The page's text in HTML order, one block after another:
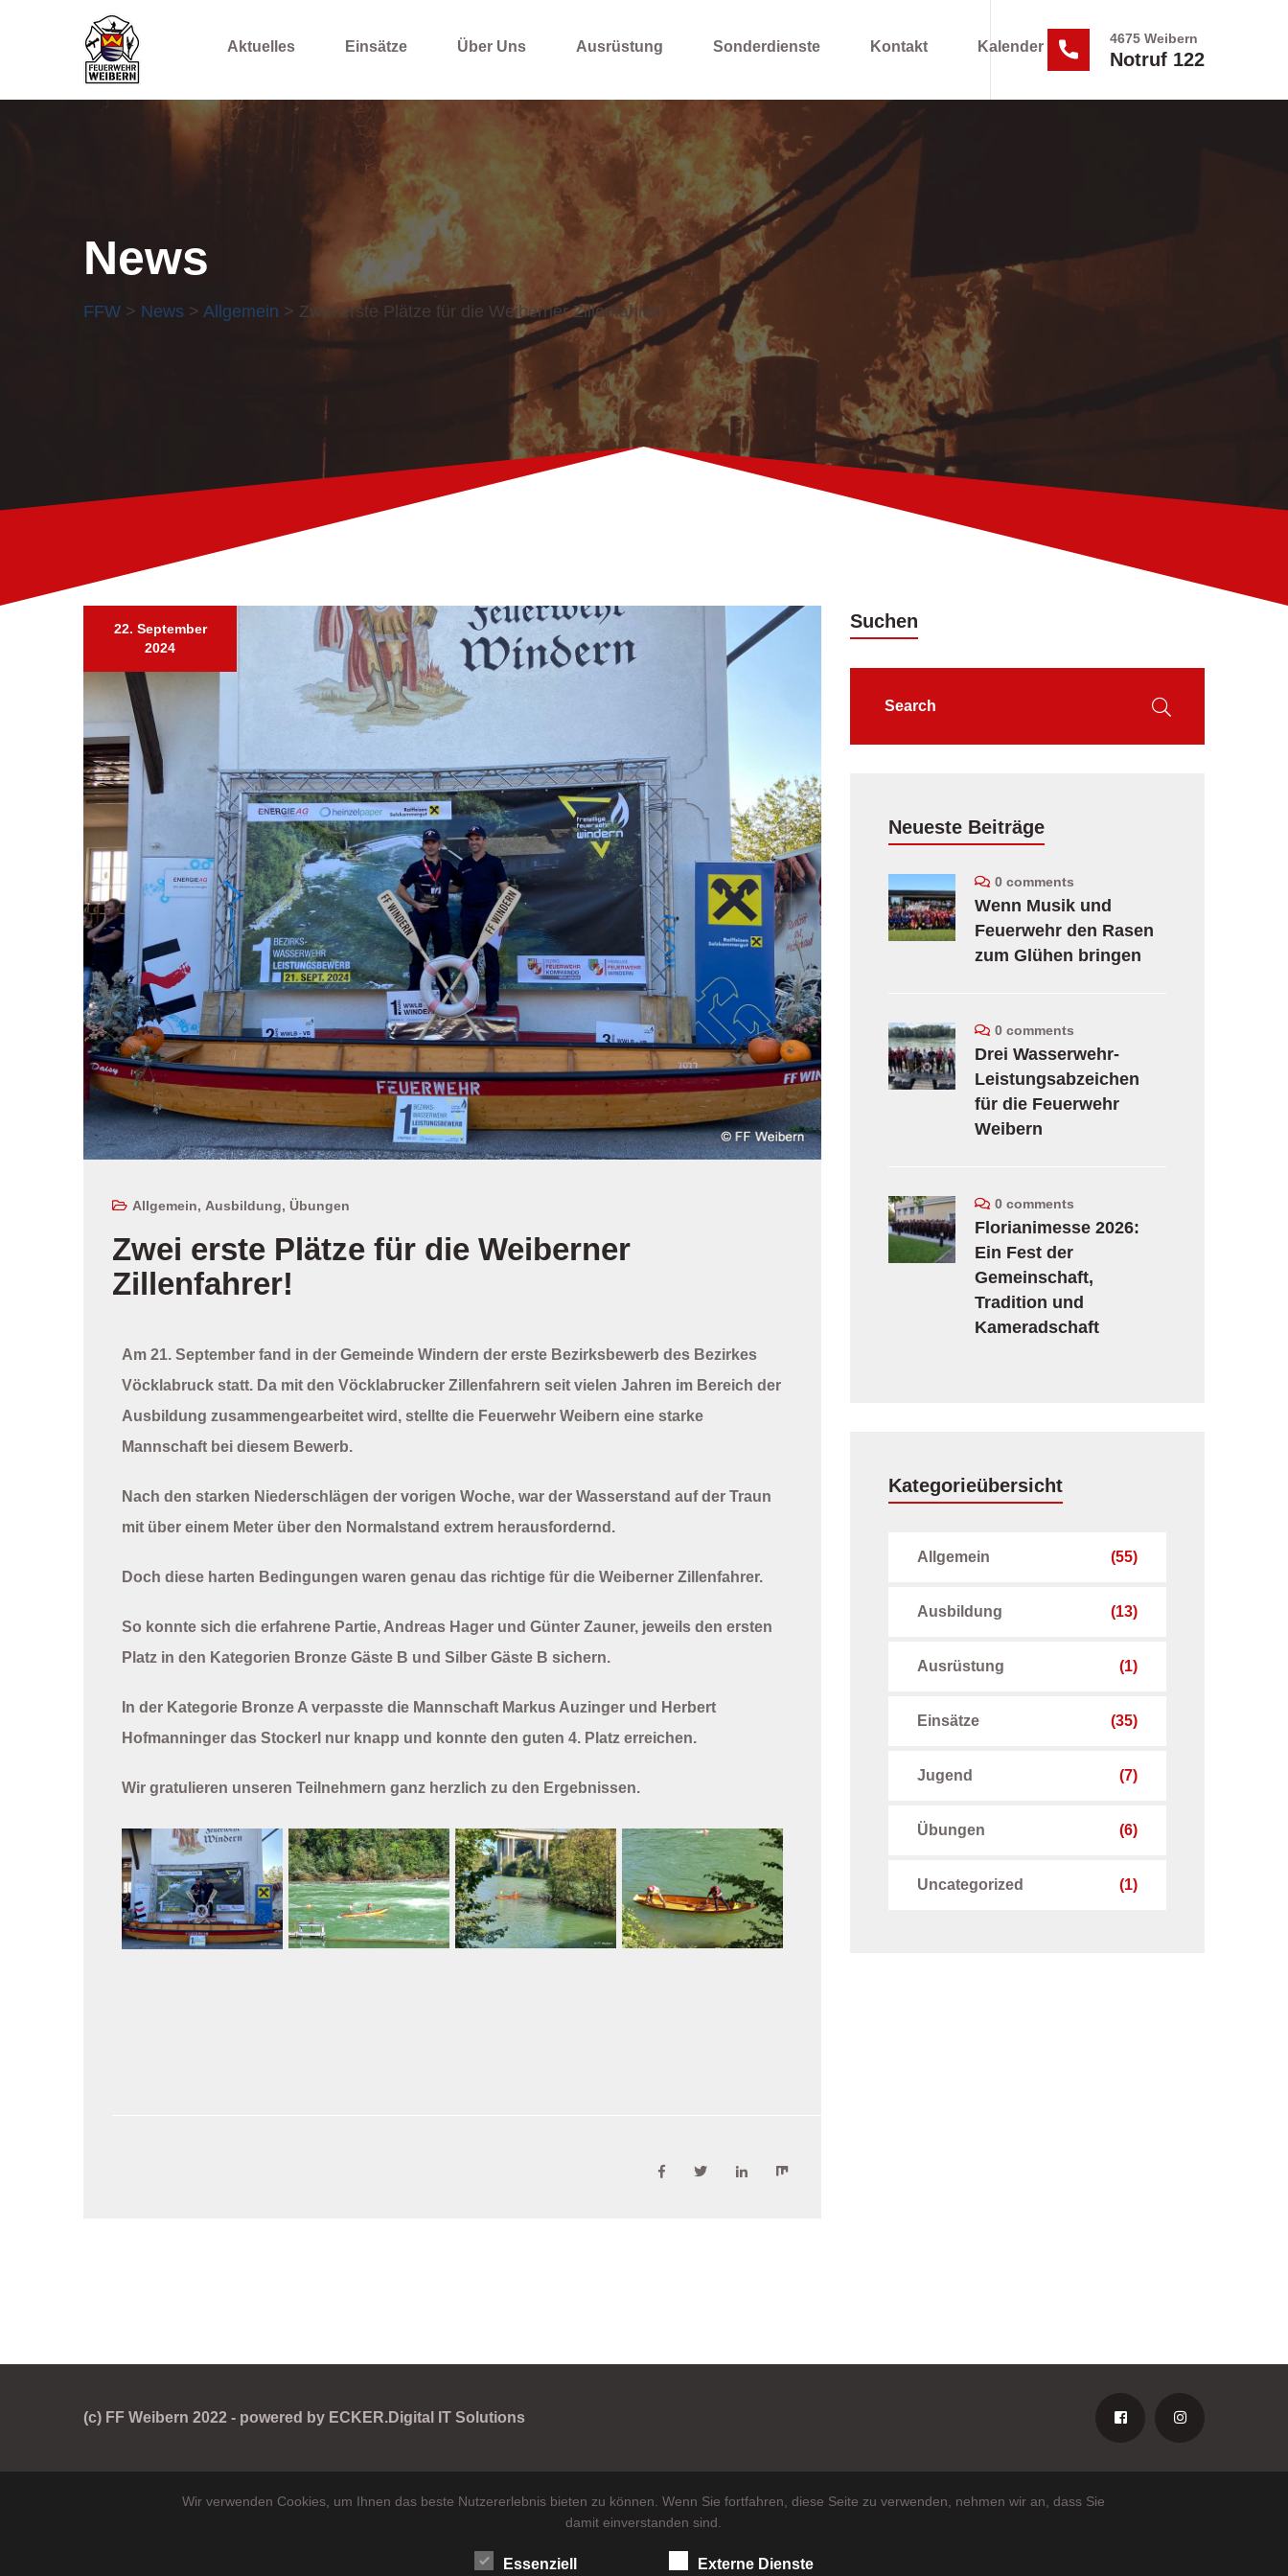
Aktuelles Einsätze Über Uns Ausrüstung Sonderdienste Kontakt Kalender 4675 Weibern
Notruf 122
News
FFW > News > Allgemein > Zwei erste Plätze für die Weiberner Zillenfahrer!
22. September
2024
Allgemein, Ausbildung, Übungen
Zwei erste Plätze für die Weiberner
Zillenfahrer!
Am 21. September fand in der Gemeinde Windern der erste Bezirksbewerb des Bezirkes
Vöcklabruck statt. Da mit den Vöcklabrucker Zillenfahrern seit vielen Jahren im Bereich der
Ausbildung zusammengearbeitet wird, stellte die Feuerwehr Weibern eine starke
Mannschaft bei diesem Bewerb.
Nach den starken Niederschlägen der vorigen Woche, war der Wasserstand auf der Traun
mit über einem Meter über den Normalstand extrem herausfordernd.
Doch diese harten Bedingungen waren genau das richtige für die Weiberner Zillenfahrer.
So konnte sich die erfahrene Partie, Andreas Hager und Günter Zauner, jeweils den ersten
Platz in den Kategorien Bronze Gäste B und Silber Gäste B sichern.
In der Kategorie Bronze A verpasste die Mannschaft Markus Auzinger und Herbert
Hofmanninger das Stockerl nur knapp und konnte den guten 4. Platz erreichen.
Wir gratulieren unseren Teilnehmern ganz herzlich zu den Ergebnissen.
Suchen
Neueste Beiträge
0 comments
Wenn Musik und
Feuerwehr den Rasen
zum Glühen bringen
0 comments
Drei Wasserwehr-
Leistungsabzeichen
für die Feuerwehr
Weibern
0 comments
Florianimesse 2026:
Ein Fest der
Gemeinschaft,
Tradition und
Kameradschaft
Kategorieübersicht
Allgemein (55)
Ausbildung (13)
Ausrüstung (1)
Einsätze (35)
Jugend (7)
Übungen (6)
Uncategorized (1)
(c) FF Weibern 2022 - powered by ECKER.Digital IT Solutions
Wir verwenden Cookies, um Ihnen das beste Nutzererlebnis bieten zu können. Wenn Sie fortfahren, diese Seite zu verwenden, nehmen wir an, dass Sie
damit einverstanden sind.
Essenziell Externe Dienste